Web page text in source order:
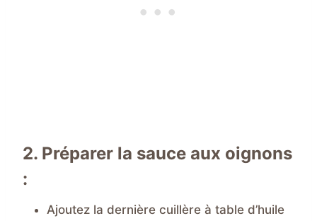
2. Préparer la sauce aux oignons
:
Ajoutez la dernière cuillère à table d’huile